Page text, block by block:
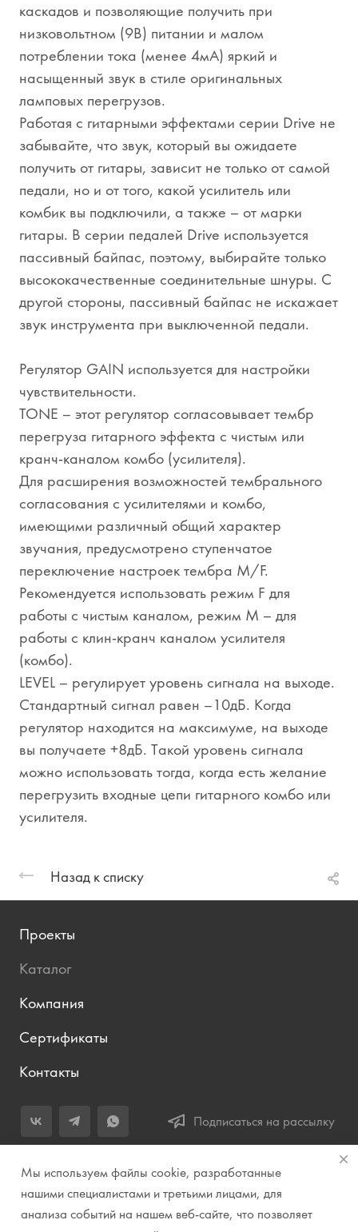
каскадов и позволяющие получить при
низковольтном (9В) питании и малом
потреблении тока (менее 4мА) яркий и
насыщенный звук в стиле оригинальных
ламповых перегрузов.
Работая с гитарными эффектами серии Drive не
забывайте, что звук, который вы ожидаете
получить от гитары, зависит не только от самой
педали, но и от того, какой усилитель или
комбик вы подключили, а также – от марки
гитары. В серии педалей Drive используется
пассивный байпас, поэтому, выбирайте только
высококачественные соединительные шнуры. С
другой стороны, пассивный байпас не искажает
звук инструмента при выключенной педали.
Регулятор GAIN используется для настройки
чувствительности.
TONE – этот регулятор согласовывает тембр
перегруза гитарного эффекта с чистым или
кранч-каналом комбо (усилителя).
Для расширения возможностей тембрального
согласования с усилителями и комбо,
имеющими различный общий характер
звучания, предусмотрено ступенчатое
переключение настроек тембра M/F.
Рекомендуется использовать режим F для
работы с чистым каналом, режим M – для
работы с клин-кранч каналом усилителя
(комбо).
LEVEL – регулирует уровень сигнала на выходе.
Стандартный сигнал равен –10дБ. Когда
регулятор находится на максимуме, на выходе
вы получаете +8дБ. Такой уровень сигнала
можно использовать тогда, когда есть желание
перегрузить входные цепи гитарного комбо или
усилителя.
Назад к списку
Проекты
Каталог
Компания
Сертификаты
Контакты
Подписаться на рассылку
+7 (343) 283-04-11
Заказать звонок
info@prirodazvuka.ru
Мы используем файлы cookie, разработанные
нашими специалистами и третьими лицами, для
анализа событий на нашем веб-сайте, что позволяет